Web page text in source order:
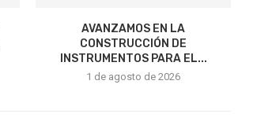
AVANZAMOS EN LA
CONSTRUCCIÓN DE
INSTRUMENTOS PARA EL...
1 de agosto de 2026